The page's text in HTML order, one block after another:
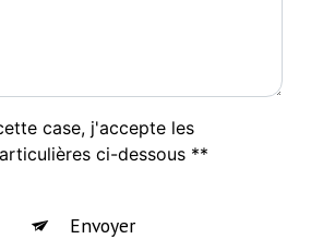
case, j'accepte les
ci-dessous **
Envoyer